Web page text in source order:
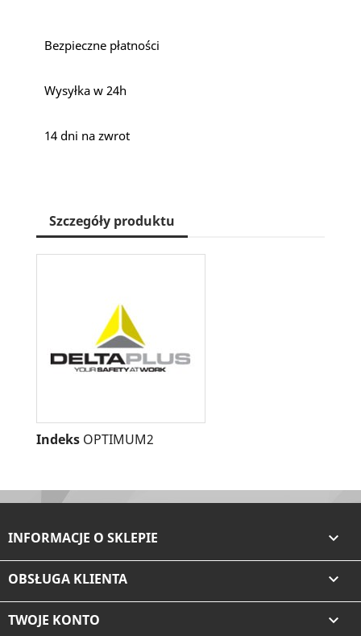
Bezpieczne płatności
Wysyłka w 24h
14 dni na zwrot
Szczegóły produktu
Indeks OPTIMUM2
INFORMACJE O SKLEPIE 
OBSŁUGA KLIENTA 
TWOJE KONTO 